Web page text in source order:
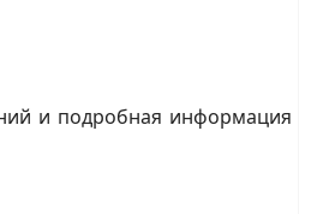
и подробная информация